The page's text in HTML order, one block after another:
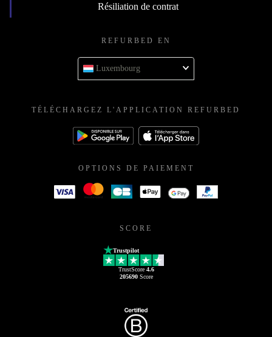
Résiliation de contrat
REFURBED EN
Luxembourg
TÉLÉCHARGEZ L'APPLICATION REFURBED
OPTIONS DE PAIEMENT
SCORE
Trustpilot
TrustScore 4.6
205690Score